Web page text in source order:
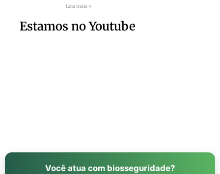
Leia mais »
Estamos no Youtube
Você atua com biosseguridade?